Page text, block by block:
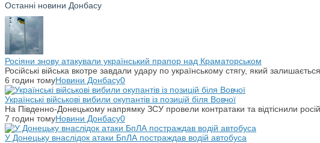
Останні новини Донбасу
Росіяни знову атакували український прапор над Краматорськом
Російські війська вкотре завдали удару по українському стягу, який
6 годин томуНовини Донбасу0
Українські військові вибили окупантів із позицій біля Вовчої
На Південно-Донецькому напрямку ЗСУ провели контратаки та відтіснили
7 годин томуНовини Донбасу0
У Донецьку внаслідок атаки БпЛА постраждав водій автобуса